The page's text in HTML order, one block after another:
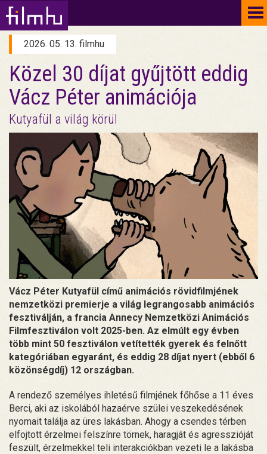
2026. 05. 13. filmhu
Közel 30 díjat gyűjtött eddig
Vácz Péter animációja
Kutyafül a világ körül
Vácz Péter Kutyafül című animációs rövidfilmjének
nemzetközi premierje a világ legrangosabb animációs
fesztiválján, a francia Annecy Nemzetközi Animációs
Filmfesztiválon volt 2025-ben. Az elmúlt egy évben
több mint 50 fesztiválon vetítették gyerek és felnőtt
kategóriában egyaránt, és eddig 28 díjat nyert (ebből 6
közönségdíj) 12 országban.
A rendező személyes ihletésű filmjének főhőse a 11 éves
Berci, aki az iskolából hazaérve szülei veszekedésének
nyomait találja az üres lakásban. Ahogy a csendes térben
elfojtott érzelmei felszínre törnek, haragját és agresszióját
feszült, érzelmekkel teli interakciókban vezeti le a lakásba